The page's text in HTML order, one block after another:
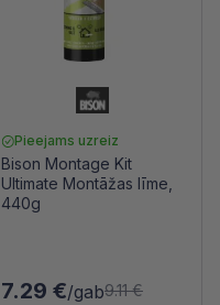
Pieejams uzreiz
Bison Montage Kit
Ultimate Montāžas līme,
440g
7.29 €/gab9.11 €